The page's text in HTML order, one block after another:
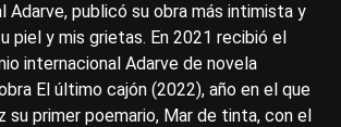
Adarve, publicó su obra más intimista y
piel y mis grietas. En 2021 recibió el
internacional Adarve de novela
El último cajón (2022), año en el que
su primer poemario, Mar de tinta, con el